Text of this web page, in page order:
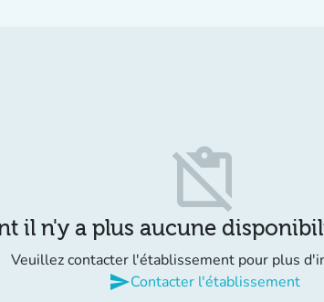
content_paste_off
il n'y a plus aucune
Veuillez contacter l'établissement pour plus
sendContacter l'établissement